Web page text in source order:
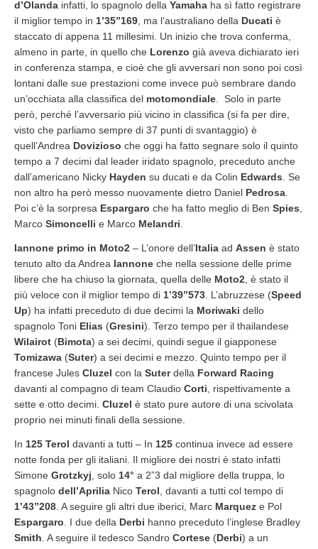
d’Olanda infatti, lo spagnolo della Yamaha ha sì fatto registrare
il miglior tempo in 1’35”169 , ma l’australiano della Ducati è
staccato di appena 11 millesimi. Un inizio che trova conferma,
almeno in parte, in quello che Lorenzo già aveva dichiarato ieri
in conferenza stampa, e cioè che gli avversari non sono poi così
lontani dalle sue prestazioni come invece può sembrare dando
un’occhiata alla classifica del motomondiale . Solo in parte
però, perché l’avversario più vicino in classifica (si fa per dire,
visto che parliamo sempre di 37 punti di svantaggio) è
quell’Andrea Dovizioso che oggi ha fatto segnare solo il quinto
tempo a 7 decimi dal leader iridato spagnolo, preceduto anche
dall’americano Nicky Hayden su ducati e da Colin Edwards . Se
non altro ha però messo nuovamente dietro Daniel Pedrosa
Poi c’è la sorpresa Espargaro che ha fatto meglio di Ben Spies
Marco Simoncelli e Marco Melandri
Iannone primo in Moto2 – L’onore dell’Italia ad Assen è stato
tenuto alto da Andrea Iannone che nella sessione delle prime
libere che ha chiuso la giornata, quella delle Moto2 , è stato il
più veloce con il miglior tempo di 1’39”573 . L’abruzzese (Speed
Up) ha infatti preceduto di due decimi la Moriwaki dello
spagnolo Toni Elias (Gresini). Terzo tempo per il thailandese
Wilairot (Bimota) a sei decimi, quindi segue il giapponese
Tomizawa (Suter) a sei decimi e mezzo. Quinto tempo per il
francese Jules Cluzel con la Suterdella Forward Racing
davanti al compagno di team Claudio Corti , rispettivamente a
sette e otto decimi. Cluzel è stato pure autore di una scivolata
proprio nei minuti finali della sessione.
In 125 Terol davanti a tutti – In 125 continua invece ad essere
notte fonda per gli italiani. Il migliore dei nostri è stato infatti
Simone Grotzkyj , solo 14° a 2”3 dal migliore della truppa, lo
spagnolo dell’Aprilia Nico Terol , davanti a tutti col tempo di
1’43”208 . A seguire gli altri due iberici, Marc Marquez e Pol
Espargaro . I due della Derbi hanno preceduto l’inglese Bradley
Smith . A seguire il tedesco Sandro Cortese (Derbi) a un